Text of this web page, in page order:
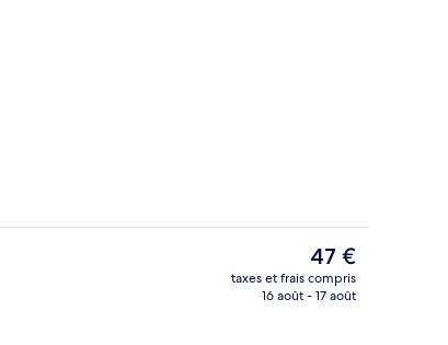
Le
prix
actuel
47 €
taxes et frais compris
16 août - 17 août